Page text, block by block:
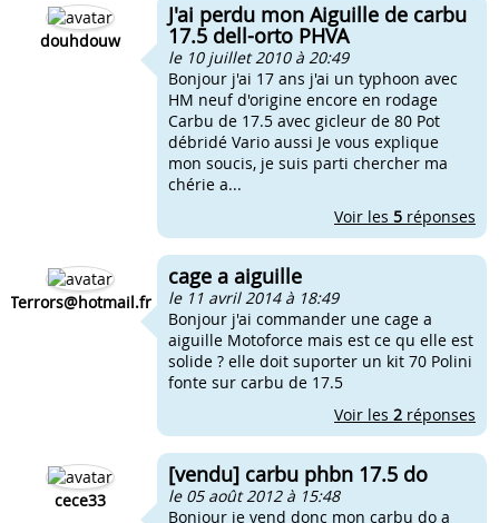
douhdouw
J'ai perdu mon Aiguille de carbu
17.5 dell-orto PHVA
le 10 juillet 2010 à 20:49
Bonjour j'ai 17 ans j'ai un typhoon avec
HM neuf d'origine encore en rodage
Carbu de 17.5 avec gicleur de 80 Pot
débridé Vario aussi Je vous explique
mon soucis, je suis parti chercher ma
chérie a...
Voir les 5 réponses
Terrors@hotmail.fr
cage a aiguille
le 11 avril 2014 à 18:49
Bonjour j'ai commander une cage a
aiguille Motoforce mais est ce qu elle est
solide ? elle doit suporter un kit 70 Polini
fonte sur carbu de 17.5
Voir les 2 réponses
cece33
[vendu] carbu phbn 17.5 do
le 05 août 2012 à 15:48
Bonjour je vend donc mon carbu do a